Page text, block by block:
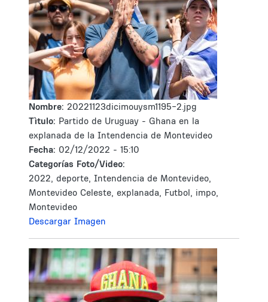
Nombre: 20221123dicimouysm1195-2.jpg
Tìtulo: Partido de Uruguay - Ghana en la
explanada de la Intendencia de Montevideo
Fecha: 02/12/2022 - 15:10
Categorías Foto/Video:
2022, deporte, Intendencia de Montevideo,
Montevideo Celeste, explanada, Futbol, impo,
Montevideo
Descargar Imagen